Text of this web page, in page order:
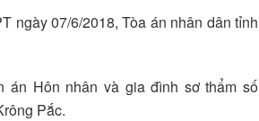
ngày 07/6/2018, Tòa án nhân dân tỉnh
án Hôn nhân và gia đình sơ thẩm số
Pắc.